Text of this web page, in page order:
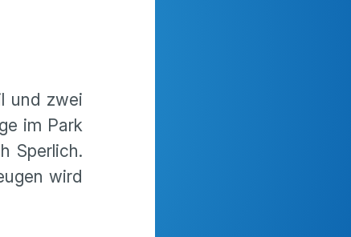
und zwei
im Park
Sperlich.
wird